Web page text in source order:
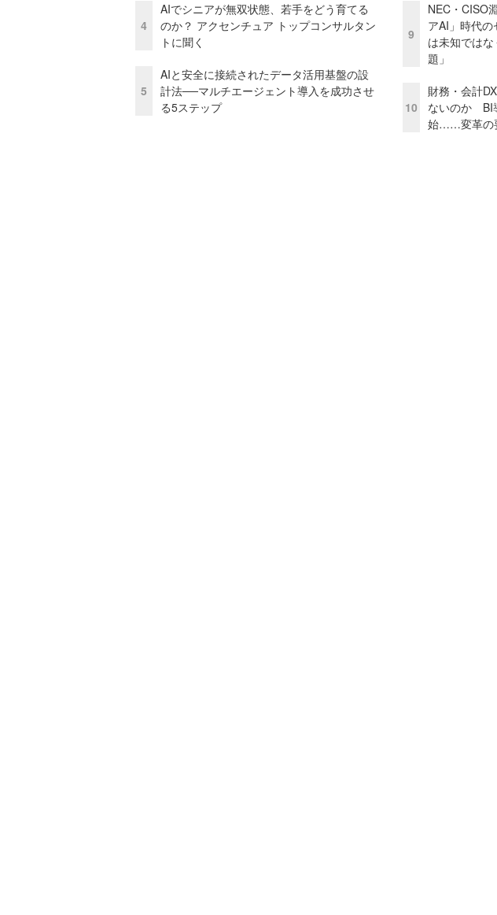
4
AIでシニアが無双状態、若手をどう育てる
のか？ アクセンチュア トップコンサルタン
トに聞く
5
AIと安全に接続されたデータ活用基盤の設
計法──マルチエージェント導入を成功させ
る5ステップ
9
NEC・CISO
アAI」時代
は未知では
題」
10
財務・会計
ないのか BI
始……変革の